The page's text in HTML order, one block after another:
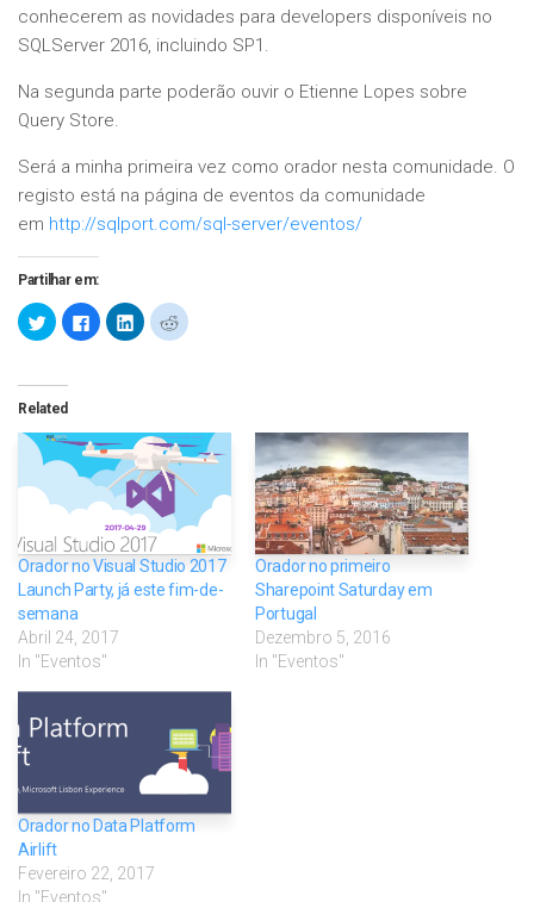
conhecerem as novidades para developers disponíveis no
SQLServer 2016, incluindo SP1.
Na segunda parte poderão ouvir o Etienne Lopes sobre
Query Store.
Será a minha primeira vez como orador nesta comunidade. O
registo está na página de eventos da comunidade
em http://sqlport.com/sql-server/eventos/
Partilhar em:
Carregue
aqui
para
Twitter
(Opens
in
new
window)
Clique
para
partilhar
window)
Clique
para
partilhar
window)
Carregue
aqui
new
window)
Related
Orador no Visual Studio 2017
Launch Party, já este fim-de-
semana
Abril 24, 2017
In "Eventos"
Orador no primeiro
Sharepoint Saturday em
Portugal
Dezembro 5, 2016
In "Eventos"
Orador no Data Platform
Airlift
Fevereiro 22, 2017
In "Eventos"